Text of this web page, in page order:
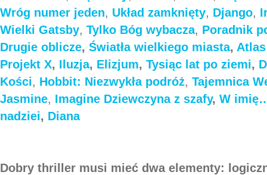
Wróg numer jeden, Układ zamknięty, Django,
Wielki Gatsby, Tylko Bóg wybacza, Poradnik
Drugie oblicze, Światła wielkiego miasta,
Projekt X, Iluzja, Elizjum, Tysiąc lat po ziemi,
Kości, Hobbit: Niezwykła podróż, Tajemnica
Jasmine, Imagine Dziewczyna z szafy, W
nadziei, Diana
Dobry thriller musi mieć dwa elementy: